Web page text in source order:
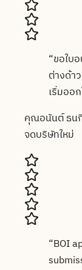
“ขอใบ
ต่างด้า
เริ่มออ
คุณอนันต์ ธน
จดบริษัทใหม่
“BOI